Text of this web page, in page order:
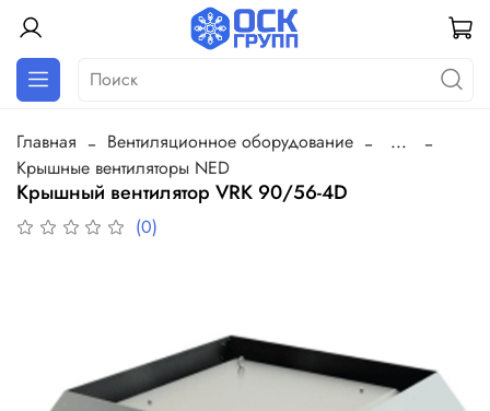
Главная Вентиляционное оборудование
...
Крышные вентиляторы NED
Крышный вентилятор VRK 90/56-4D
(0)